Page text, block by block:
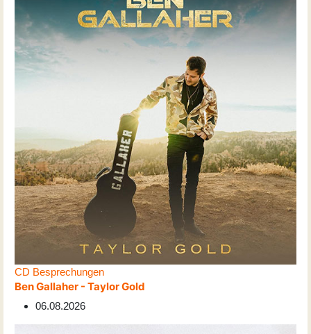
CD Besprechungen
Ben Gallaher - Taylor Gold
06.08.2026